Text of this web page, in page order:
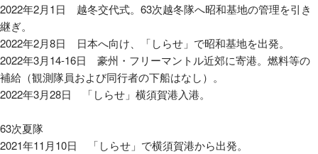
2022年2月1日 越冬交代式。63次越冬隊へ昭和基地の管理を引き
継ぎ。
2022年2月8日 日本へ向け、「しらせ」で昭和基地を出発。
2022年3月14-16日 豪州・フリーマントル近郊に寄港。燃料等の
補給（観測隊員および同行者の下船はなし）。
2022年3月28日 「しらせ」横須賀港入港。
63次夏隊
2021年11月10日 「しらせ」で横須賀港から出発。